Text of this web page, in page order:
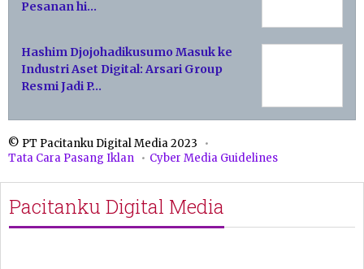
Pesanan hi…
Hashim Djojohadikusumo Masuk ke
Industri Aset Digital: Arsari Group
Resmi Jadi P…
© PT Pacitanku Digital Media 2023
Tata Cara Pasang Iklan
Cyber Media Guidelines
Pacitanku Digital Media